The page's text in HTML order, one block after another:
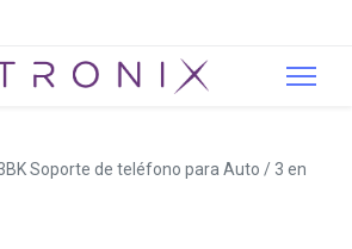
Soporte de teléfono para Auto / 3 en